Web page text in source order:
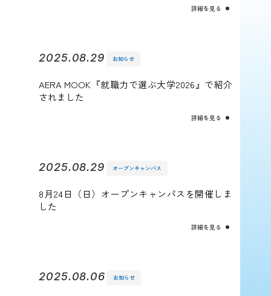
詳細を見る
2025.08.29 お知らせ
AERA MOOK『就職力で選ぶ大学2026』で紹介
されました
詳細を見る
2025.08.29 オープンキャンパス
8月24日（日）オープンキャンパスを開催しま
した
詳細を見る
2025.08.06 お知らせ